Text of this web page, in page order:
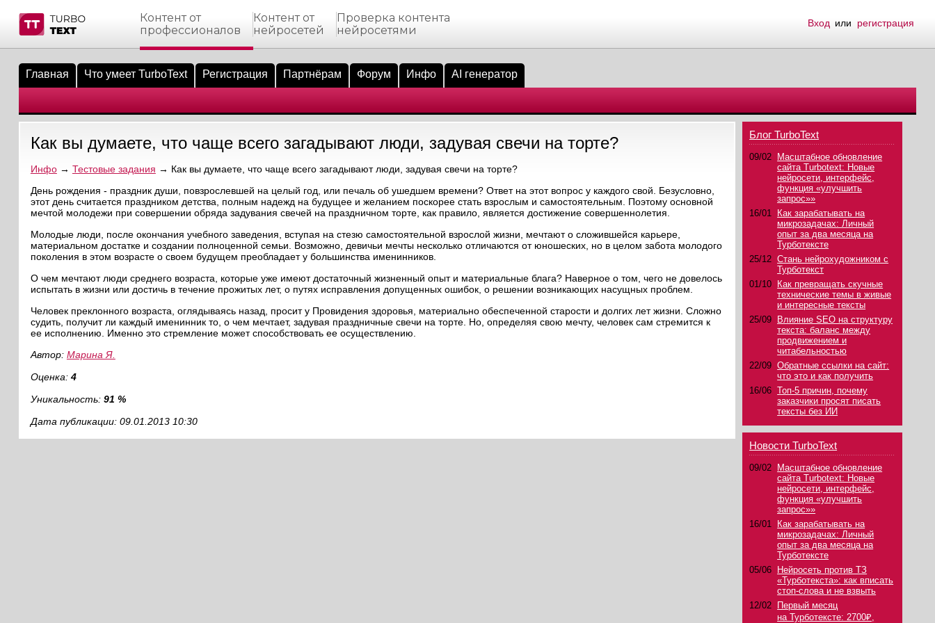
материалы
биржи
пользователи
на сайте
пользователей
сообщения
по форуму
Контент от
профессионалов
Контент от
нейросетей
Проверка контента
нейросетями
Вход или регистрация
Главная Что умеет TurboText Регистрация Партнёрам Форум Инфо AI генератор
Как вы думаете, что чаще всего загадывают люди, задувая свечи на торте?
Инфо→ Тестовые задания → Как вы думаете, что чаще всего загадывают люди, задувая свечи на торте?
День рождения - праздник души, повзрослевшей на целый год, или печаль об ушедшем времени? Ответ на этот вопрос у каждого свой. Безусловно,
этот день считается праздником детства, полным надежд на будущее и желанием поскорее стать взрослым и самостоятельным. Поэтому основной
мечтой молодежи при совершении обряда задувания свечей на праздничном торте, как правило, является достижение совершеннолетия.
Молодые люди, после окончания учебного заведения, вступая на стезю самостоятельной взрослой жизни, мечтают о сложившейся карьере,
материальном достатке и создании полноценной семьи. Возможно, девичьи мечты несколько отличаются от юношеских, но в целом забота молодого
поколения в этом возрасте о своем будущем преобладает у большинства именинников.
О чем мечтают люди среднего возраста, которые уже имеют достаточный жизненный опыт и материальные блага? Наверное о том, чего не довелось
испытать в жизни или достичь в течение прожитых лет, о путях исправления допущенных ошибок, о решении возникающих насущных проблем.
Человек преклонного возраста, оглядываясь назад, просит у Провидения здоровья, материально обеспеченной старости и долгих лет жизни. Сложно
судить, получит ли каждый именинник то, о чем мечтает, задувая праздничные свечи на торте. Но, определяя свою мечту, человек сам стремится к
ее исполнению. Именно это стремление может способствовать ее осуществлению.
Автор: Марина Я.
Оценка: 4
Уникальность: 91 %
Дата публикации: 09.01.2013 10:30
Блог TurboText
09/02
Масштабное обновление
сайта Turbotext: Новые
нейросети, интерфейс,
функция «улучшить
запрос»»
16/01
Как зарабатывать на
микрозадачах: Личный
опыт за два месяца на
Турботексте
25/12 Стань нейрохудожником с
Турботекст
01/10
Как превращать скучные
технические темы в живые
и интересные тексты
25/09
Влияние SEO на структуру
текста: баланс между
продвижением и
читабельностью
22/09 Обратные ссылки на сайт:
что это и как получить
16/06 Топ-5 причин, почему
заказчики просят писать
тексты без ИИ
Новости TurboText
09/02
Масштабное обновление
сайта Turbotext: Новые
нейросети, интерфейс,
функция «улучшить
запрос»»
16/01
Как зарабатывать на
микрозадачах: Личный
опыт за два месяца на
Турботексте
05/06
Нейросеть против ТЗ
«Турботекста»: как вписать
стоп-слова и не взвыть
12/02
Первый месяц
на Турботексте: 2700₽,